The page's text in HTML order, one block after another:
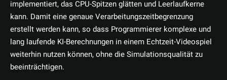
implementiert, das CPU-Spitzen glätten und Leerlaufkerne
kann. Damit eine genaue Verarbeitungszeitbegrenzung
erstellt werden kann, so dass Programmierer komplexe und
lang laufende KI-Berechnungen in einem Echtzeit-Videospiel
weiterhin nutzen können, ohne die Simulationsqualität zu
beeinträchtigen.